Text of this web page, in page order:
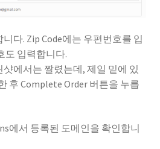
다. Zip Code에는 우편번호를 입
도 입력합니다.
에서는 짤렸는데, 제일 밑에 있
후 Complete Order 버튼을 누릅
에서 등록된 도메인을 확인합니